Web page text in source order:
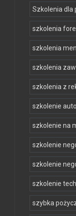
Szkolenia dla
szkolenia
szkolenia
szkolenia
szkolenia z
szkolenie
szkolenie na
szkolenie
szkolenie
szkolenie
szybka